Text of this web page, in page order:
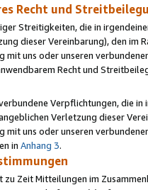
Recht und
Streitigkeiten, die in
dieser Vereinbarung), den im
mit uns oder unseren
Recht und
Verpflichtungen, die
Verletzung dieser
mit uns oder unseren
in Anhang 3.
zu Zeit Mitteilungen im